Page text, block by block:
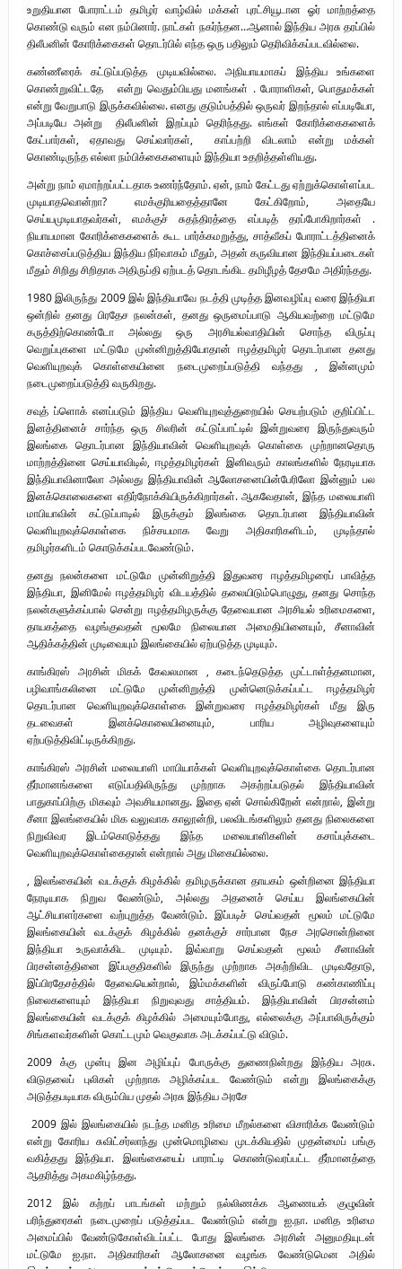
உறுதியான போராட்டம் தமிழர் வாழ்வில் மக்கள் புரட்சியூடான ஓர் மாற்றத்தை
கொண்டு வரும் என நம்பினார். நாட்கள் நகர்ந்தன…ஆனால் இந்திய அரசு தரப்பில்
திலீபனின் கோரிக்கைகள் தொடர்பில் எந்த ஒரு பதிலும் தெரிவிக்கப்படவில்லை.
கண்ணீரைக் கட்டுப்படுத்த முடியவில்லை. அநியாயமாகப் இந்திய உங்களை
கொண்றுவிட்டதே என்று வெதும்பியது மனங்கள் . போராளிகள், பொதுமக்கள்
என்று வேறுபாடு இருக்கவில்லை. எனது குடும்பத்தில் ஒருவர் இறந்தால் எப்படியோ,
அப்படியே அன்று திலீபனின் இறப்பும் தெரிந்தது. எங்கள் கோரிக்கைகளைக்
கேட்பார்கள், ஏதாவது செய்வார்கள், காப்பற்றி விடலாம் என்று மக்கள்
கொண்டிருந்த எல்லா நம்பிக்கைகளையும் இந்தியா உதறித்தள்ளியது.
அன்று நாம் ஏமாற்றப்பட்டதாக உணர்ந்தோம். ஏன், நாம் கேட்டது ஏற்றுக்கொள்ளப்பட
முடியாதவொன்றா? எமக்குரியதைத்தானே கேட்கிறோம், அதையே
செய்யமுடியாதவர்கள், எமக்குச் சுதந்திரத்தை எப்படித் தரப்போகிறார்கள் .
நியாயமான கோரிக்கைகளைக் கூட பார்க்கமறுத்து, சாத்வீகப் போராட்டத்தினைக்
கொச்சைப்படுத்திய இந்திய நிர்வாகம் மீதும், அதன் கருவியான இந்தியப்படைகள்
மீதும் சிறிது சிறிதாக அதிருப்தி ஏற்படத் தொடங்கிட தமிழீழத் தேசமே அதிர்ந்தது.
1980 இலிருந்து 2009 இல் இந்தியாவே நடத்தி முடித்த இனவழிப்பு வரை இந்தியா
ஒன்றில் தனது பிரதேச நலன்கள், தனது ஒருமைப்பாடு ஆகியவற்றை மட்டுமே
கருத்திற்கொண்டோ அல்லது ஒரு அரசியல்வாதியின் சொந்த விருப்பு
வெறுப்புகளை மட்டுமே முன்னிறுத்தியோதான் ஈழத்தமிழர் தொடர்பான தனது
வெளியுறவுக் கொள்கையினை நடைமுறைப்படுத்தி வந்தது , இன்னமும்
நடைமுறைப்படுத்தி வருகிறது.
சவுத் ப்ளொக் எனப்படும் இந்திய வெளியுறவுத்துறையில் செயற்படும் குறிப்பிட்ட
இனத்தினைச் சார்ந்த ஒரு சிலரின் கட்டுப்பாட்டில் இன்றுவரை இருந்துவரும்
இலங்கை தொடர்பான இந்தியாவின் வெளியுறவுக் கொள்கை முற்றானதொரு
மாற்றத்தினை செய்யாவிடில், ஈழத்தமிழர்கள் இனிவரும் காலங்களில் நேரடியாக
இந்தியாவினாலோ அல்லது இந்தியாவின் ஆலோசனையின்பேரிலோ இன்னும் பல
இனக்கொலைகளை எதிர்நோக்கியிருக்கிறார்கள். ஆகவேதான், இந்த மலையாளி
மாபியாவின் கட்டுப்பாடில் இருக்கும் இலங்கை தொடர்பான இந்தியாவின்
வெளியுறவுக்கொள்கை நிச்சயமாக வேறு அதிகாரிகளிடம், முடிந்தால்
தமிழர்களிடம் கொடுக்கப்படவேண்டும்.
தனது நலன்களை மட்டுமே முன்னிறுத்தி இதுவரை ஈழத்தமிழரைப் பாவித்த
இந்தியா, இனிமேல் ஈழத்தமிழர் விடயத்தில் தலையிடும்பொழுது, தனது சொந்த
நலன்களுக்கப்பால் சென்று ஈழத்தமிழருக்கு தேவையான அரசியல் உரிமைகளை,
தாயகத்தை வழங்குவதன் மூலமே நிலையான அமைதியினையும், சீனாவின்
ஆதிக்கத்தின் முடிவையும் இலங்கையில் ஏற்படுத்த முடியும்.
காங்கிரஸ் அரசின் மிகக் கேவலமான , கடைந்தெடுத்த முட்டாள்த்தனமான,
பழிவாங்கலினை மட்டுமே முன்னிறுத்தி முன்னெடுக்கப்பட்ட ஈழத்தமிழர்
தொடர்பான வெளியுறவுக்கொள்கை இன்றுவரை ஈழத்தமிழர்கள் மீது இரு
தடவைகள் இனக்கொலையினையும், பாரிய அழிவுகளையும்
ஏற்படுத்திவிட்டிருக்கிறது.
காங்கிரஸ் அரசின் மலையாளி மாபியாக்கள் வெளியுறவுக்கொள்கை தொடர்பான
தீர்மானங்களை எடுப்பதிலிருந்து முற்றாக அகற்றப்படுதல் இந்தியாவின்
பாதுகாப்பிற்கு மிகவும் அவசியமானது. இதை ஏன் சொல்கிறேன் என்றால், இன்று
சீனா இலங்கையில் மிக வலுவாக காலூன்றி, பலவிடங்களிலும் தனது நிலைகளை
நிறுவிவர இடம்கொடுத்தது இந்த மலையாளிகளின் கசாப்புக்கடை
வெளியுறவுக்கொள்கைதான் என்றால் அது மிகையில்லை.
, இலங்கையின் வடக்குக் கிழக்கில் தமிழருக்கான தாயகம் ஒன்றினை இந்தியா
நேரடியாக நிறுவ வேண்டும், அல்லது அதனைச் செய்ய இலங்கையின்
ஆட்சியாளர்களை வற்புறுத்த வேண்டும். இப்படிச் செய்வதன் மூலம் மட்டுமே
இலங்கையின் வடக்குக் கிழக்கில் தனக்குச் சார்பான நேச அரசொன்றினை
இந்தியா உருவாக்கிட முடியும். இவ்வாறு செய்வதன் மூலம் சீனாவின்
பிரசன்னத்தினை இப்பகுதிகளில் இருந்து முற்றாக அகற்றிவிட முடிவதோடு,
இப்பிரதேசத்தில் தேவையென்றால், இம்மக்களின் விருப்போடு கண்காணிப்பு
நிலைகளையும் இந்தியா நிறுவுவது சாத்தியம். இந்தியாவின் பிரசன்னம்
இலங்கையின் வடக்குக் கிழக்கில் அமையும்போது, எல்லைக்கு அப்பாலிருக்கும்
சிங்களவர்களின் கொட்டமும் வெகுவாக அடக்கப்பட்டு விடும்.
2009 க்கு முன்பு இன அழிப்புப் போருக்கு துணைநின்றது இந்திய அரசு.
விடுதலைப் புலிகள் முற்றாக அழிக்கப்பட வேண்டும் என்று இலங்கைக்கு
அடுத்தபடியாக விரும்பிய முதல் அரசு இந்திய அரசே
2009 இல் இலங்கையில் நடந்த மனித உரிமை மீறல்களை விசாரிக்க வேண்டும்
என்று கோரிய சுவிட்சர்லாந்து முன்மொழிவை முடக்கியதில் முதன்மைப் பங்கு
வகித்தது இந்தியா. இலங்கையைப் பாராட்டி கொண்டுவரப்பட்ட தீர்மானத்தை
ஆதரித்து அகமகிழ்ந்தது.
2012 இல் கற்றப் பாடங்கள் மற்றும் நல்லிணக்க ஆணையக் குழுவின்
பரிந்துரைகள் நடைமுறைப் படுத்தப்பட வேண்டும் என்று ஐ.நா. மனித உரிமை
அமைப்பில் வேண்டுகோள்விடப்பட்ட போது இலங்கை அரசின் அனுமதியுடன்
மட்டுமே ஐ.நா. அதிகாரிகள் ஆலோசனை வழங்க வேண்டுமென அதில்